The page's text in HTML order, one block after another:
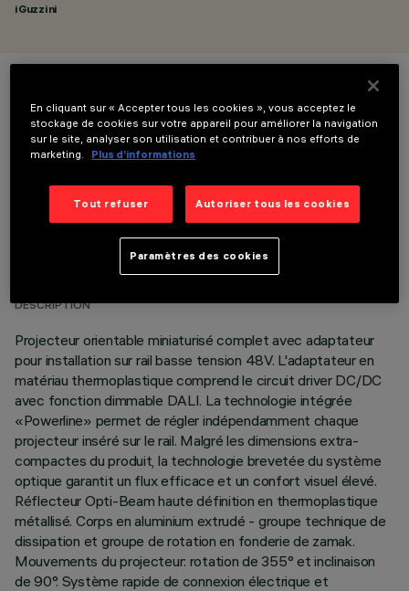
iGuzzini
COULEUR
DONNÉES TECHNIQUES
DERNIÈRE MISE À JOUR: 07/08/2026
DESCRIPTION
Projecteur orientable miniaturisé complet avec adaptateur
pour installation sur rail basse tension 48V. L'adaptateur en
matériau thermoplastique comprend le circuit driver DC/DC
avec fonction dimmable DALI. La technologie intégrée
«Powerline» permet de régler indépendamment chaque
projecteur inséré sur le rail. Malgré les dimensions extra-
compactes du produit, la technologie brevetée du système
optique garantit un flux efficace et un confort visuel élevé.
Réflecteur Opti-Beam haute définition en thermoplastique
métallisé. Corps en aluminium extrudé - groupe technique de
dissipation et groupe de rotation en fonderie de zamak.
Mouvements du projecteur: rotation de 355° et inclinaison
de 90°. Système rapide de connexion électrique et
En cliquant sur « Accepter tous les cookies », vous acceptez le
stockage de cookies sur votre appareil pour améliorer la navigation
sur le site, analyser son utilisation et contribuer à nos efforts de
marketing.
Plus d’informations
Tout refuser Autoriser tous les cookies
Paramètres des cookies